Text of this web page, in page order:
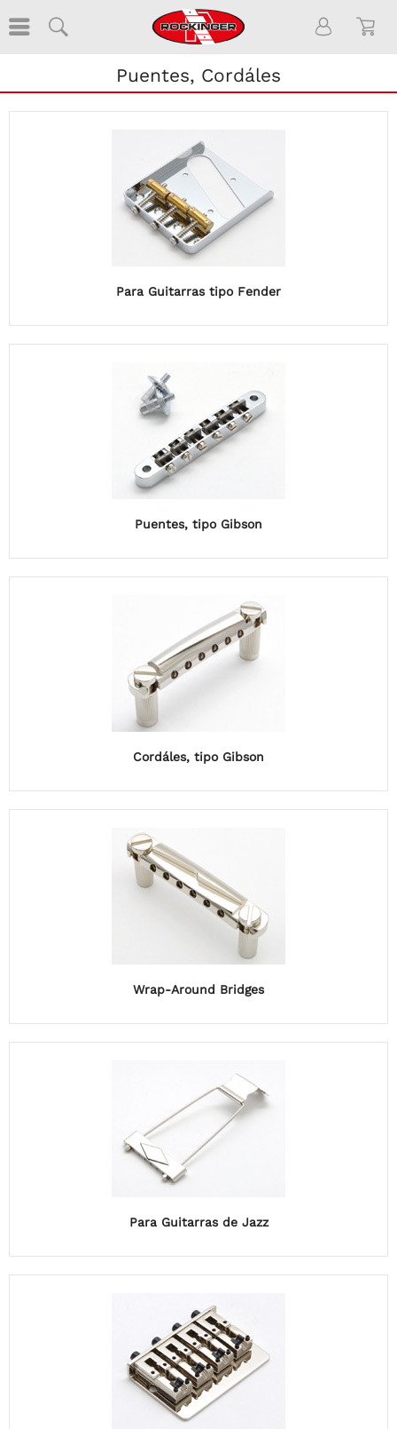
Puentes, Cordáles
Para Guitarras tipo Fender
Puentes, tipo Gibson
Cordáles, tipo Gibson
Wrap-Around Bridges
Para Guitarras de Jazz